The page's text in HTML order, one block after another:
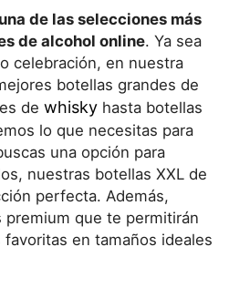
de las selecciones más
de alcohol online. Ya sea
celebración, en nuestra
botellas grandes de
de whisky hasta botellas
lo que necesitas para
una opción para
nuestras botellas XXL de
perfecta. Además,
que te permitirán
en tamaños ideales